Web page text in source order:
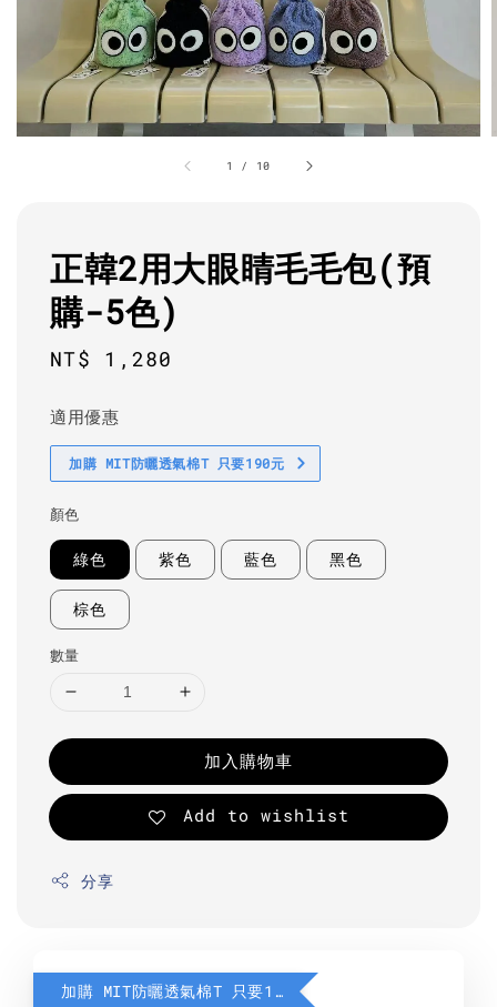
1 / 10
正韓2用大眼睛毛毛包(預
購-5色)
Regular
NT$ 1,280
適用優惠
加購 MIT防曬透氣棉T 只要190元
顏色
綠色 紫色 藍色 黑色
棕色
數量
加入購物車
Add to wishlist
分享
加購 MIT防曬透氣棉T 只要190元